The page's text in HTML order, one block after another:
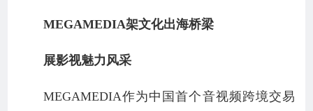
MEGAMEDIA架文化出海桥梁
展影视魅力风采
MEGAMEDIA作为中国首个音视频跨境交易